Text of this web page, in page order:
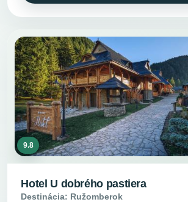
9.8
Hotel U dobrého pastiera
Destinácia: Ružomberok